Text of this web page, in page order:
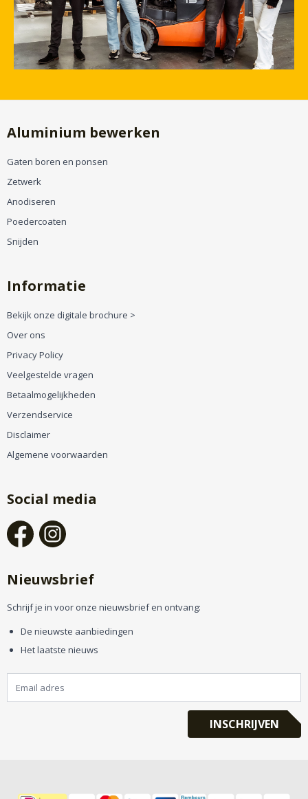
Aluminium bewerken
Gaten boren en ponsen
Zetwerk
Anodiseren
Poedercoaten
Snijden
Informatie
Bekijk onze digitale brochure >
Over ons
Privacy Policy
Veelgestelde vragen
Betaalmogelijkheden
Verzendservice
Disclaimer
Algemene voorwaarden
Social media
Nieuwsbrief
Schrijf je in voor onze nieuwsbrief en ontvang:
De nieuwste aanbiedingen
Het laatste nieuws
INSCHRIJVEN